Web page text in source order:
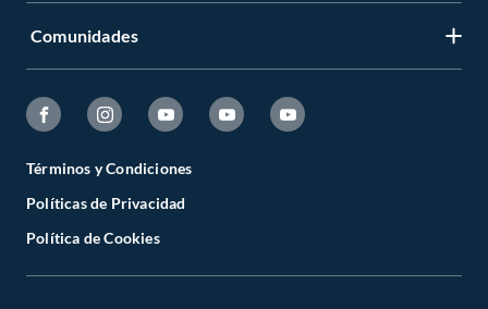
Comunidades
Términos y Condiciones
Políticas de Privacidad
Política de Cookies